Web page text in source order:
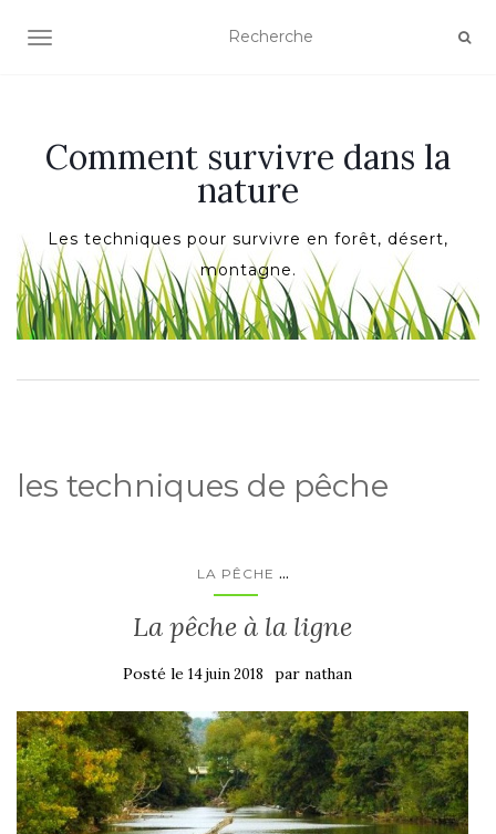
AFFICHER/MASQUER LA NAVIGATION
Comment survivre dans la
nature
Les techniques pour survivre en forêt, désert,
montagne.
les techniques de pêche
LA PÊCHE ...
La pêche à la ligne
Posté le 14 juin 2018 par nathan